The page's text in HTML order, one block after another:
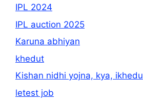
IPL 2024
IPL auction 2025
Karuna abhiyan
khedut
Kishan nidhi yojna, kya, ikhedu
letest job